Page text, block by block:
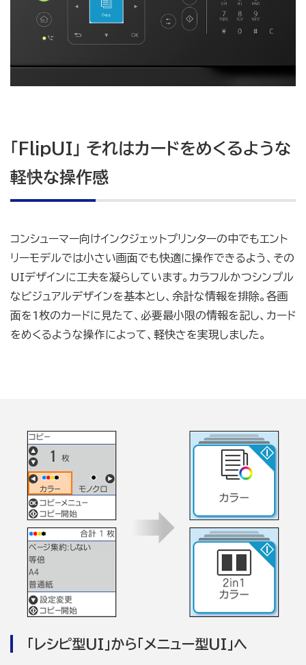
「FlipUI」 それはカードをめくるような
軽快な操作感
コンシューマー向けインクジェットプリンターの中でもエント
リーモデルでは小さい画面でも快適に操作できるよう、その
UIデザインに工夫を凝らしています。カラフルかつシンプル
なビジュアルデザインを基本とし、余計な情報を排除。各画
面を1枚のカードに見たて、必要最小限の情報を記し、カード
をめくるような操作によって、軽快さを実現しました。
「レシピ型UI」から「メニュー型UI」へ